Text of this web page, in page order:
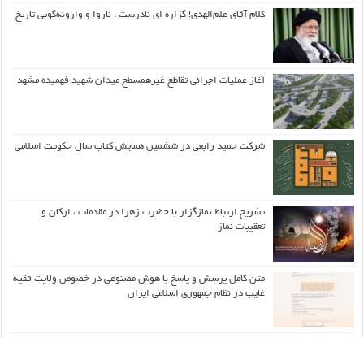
کلام آقای علم‌الهدی! گزاره ای نادرست ، ناروا و وارونه‌گویی تاریخ
آغاز عملیات اجرائی تقاطع غیرهمسطح میدان شهید فهمیده مشهد
شرکت حمید رابعی در ششمین همایش کتاب سال حکومت اسلامی
تشریح ارتباط نمازگزار با حضرت زهرا در مقدمات ، ارکان و
تعقیبات نماز
متن کامل پرسش و پاسخ با هوش مصنوعی در خصوص ولایت فقیه
غایب در نظام جمهوری اسلامی ایران